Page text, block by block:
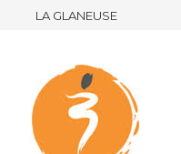
LA GLANEUSE